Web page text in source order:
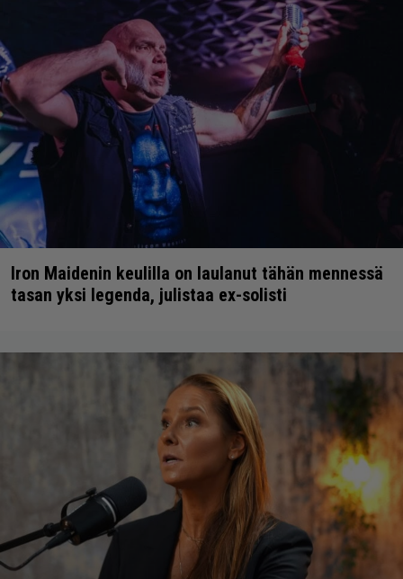
Iron Maidenin keulilla on laulanut tähän mennessä
tasan yksi legenda, julistaa ex-solisti